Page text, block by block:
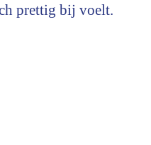
prettig bij voelt.